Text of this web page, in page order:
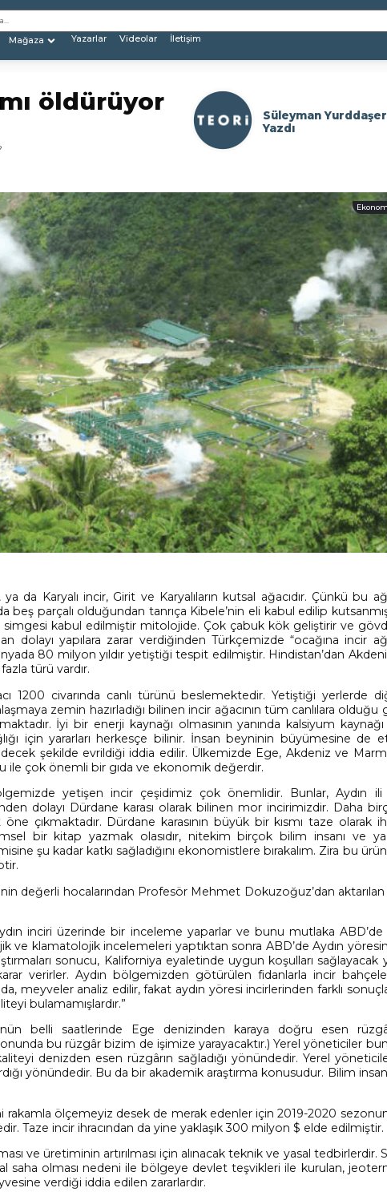
Mağaza Yazarlar Videolar İletişim
öldürüyor
Süleyman Yurddaşer
Yazdı
da Karyalı incir, Girit ve Karyalıların kutsal ağacıdır. Çünkü bu
beş parçalı olduğundan tanrıça Kibele’nin eli kabul edilip
simgesi kabul edilmiştir mitolojide. Çok çabuk kök geliştirir ve
dolayı yapılara zarar verdiğinden Türkçemizde “ocağına incir
80 milyon yıldır yetiştiği tespit edilmiştir. Hindistan’dan
türü vardır.
1200 civarında canlı türünü beslemektedir. Yetiştiği yerlerde
zemin hazırladığı bilinen incir ağacının tüm canlılara olduğu
İyi bir enerji kaynağı olmasının yanında kalsiyum
için yararları herkesçe bilinir. İnsan beyninin büyümesine de
şekilde evrildiği iddia edilir. Ülkemizde Ege, Akdeniz ve
çok önemli bir gıda ve ekonomik değerdir.
yetişen incir çeşidimiz çok önemlidir. Bunlar, Aydın ili
dolayı Dürdane karası olarak bilinen mor incirimizdir. Daha
çıkmaktadır. Dürdane karasının büyük bir kısmı taze olarak
bir kitap yazmak olasıdır, nitekim birçok bilim insanı ve
şu kadar katkı sağladığını ekonomistlere bırakalım. Zira bu
değerli hocalarından Profesör Mehmet Dokuzoğuz’dan
inciri üzerinde bir inceleme yaparlar ve bunu mutlaka
ve klamatolojik incelemeleri yaptıktan sonra ABD’de Aydın
sonucu, Kaliforniya eyaletinde uygun koşulları sağlayacak
verirler. Aydın bölgemizden götürülen fidanlarla incir
meyveler analiz edilir, fakat aydın yöresi incirlerinden farklı
bulamamışlardır.”
belli saatlerinde Ege denizinden karaya doğru esen
sonunda bu rüzgâr bizim de işimize yarayacaktır.) Yerel yöneticiler
denizden esen rüzgârın sağladığı yönündedir. Yerel
yönündedir. Bu da bir akademik araştırma konusudur. Bilim
rakamla ölçemeyiz desek de merak edenler için 2019-2020
Taze incir ihracından da yine yaklaşık 300 milyon $ elde edilmiştir.
ve üretiminin artırılması için alınacak teknik ve yasal tedbirlerdir.
saha olması nedeni ile bölgeye devlet teşvikleri ile kurulan,
verdiği iddia edilen zararlardır.